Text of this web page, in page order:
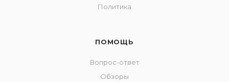
Политика
ПОМОЩЬ
Вопрос-ответ
Обзоры